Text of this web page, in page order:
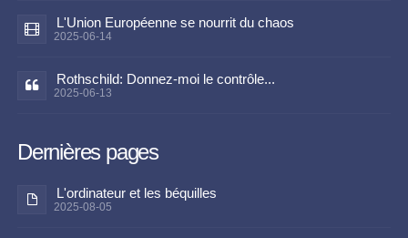
L'Union Européenne se nourrit du chaos
2025-06-14
Rothschild: Donnez-moi le contrôle...
2025-06-13
Dernières pages
L'ordinateur et les béquilles
2025-08-05